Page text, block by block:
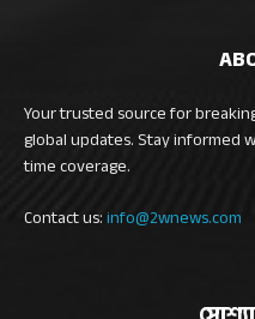
Your trusted source for
global updates. Stay informed
time coverage.
Contact us:info@2wnews.com